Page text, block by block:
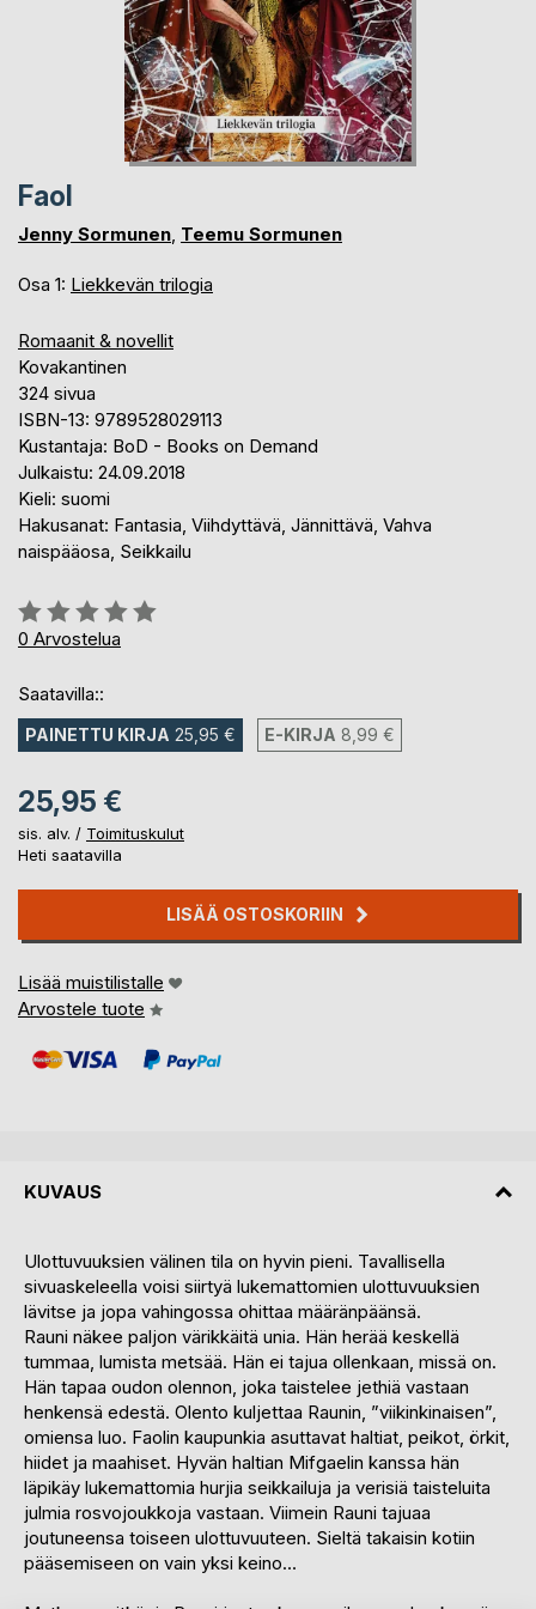
Faol
Jenny Sormunen Teemu Sormunen
Osa 1: Liekkevän trilogia
Romaanit & novellit
Kovakantinen
324 sivua
ISBN-13: 9789528029113
Kustantaja: BoD - Books on Demand
Julkaistu: 24.09.2018
Kieli: suomi
Hakusanat: Fantasia, Viihdyttävä, Jännittävä, Vahva
naispääosa, Seikkailu
Arvostelu::
0%
0 Arvostelua
Saatavilla::
PAINETTU KIRJA 25,95 € E-KIRJA 8,99 €
25,95 €
sis. alv. / Toimituskulut
Heti saatavilla
LISÄÄ OSTOSKORIIN
Lisää muistilistalle
Arvostele tuote
KUVAUS
Ulottuvuuksien välinen tila on hyvin pieni. Tavallisella
sivuaskeleella voisi siirtyä lukemattomien ulottuvuuksien
lävitse ja jopa vahingossa ohittaa määränpäänsä.
Rauni näkee paljon värikkäitä unia. Hän herää keskellä
tummaa, lumista metsää. Hän ei tajua ollenkaan, missä on.
Hän tapaa oudon olennon, joka taistelee jethiä vastaan
henkensä edestä. Olento kuljettaa Raunin, ”viikinkinaisen”,
omiensa luo. Faolin kaupunkia asuttavat haltiat, peikot, örkit,
hiidet ja maahiset. Hyvän haltian Mifgaelin kanssa hän
läpikäy lukemattomia hurjia seikkailuja ja verisiä taisteluita
julmia rosvojoukkoja vastaan. Viimein Rauni tajuaa
joutuneensa toiseen ulottuvuuteen. Sieltä takaisin kotiin
pääsemiseen on vain yksi keino…